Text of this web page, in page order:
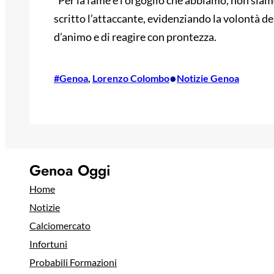
scritto l’attaccante, evidenziando la volontà
d’animo e di reagire con prontezza.
#Genoa, Lorenzo Colombo•Notizie Genoa
Genoa Oggi
Home
Notizie
Calciomercato
Infortuni
Probabili Formazioni